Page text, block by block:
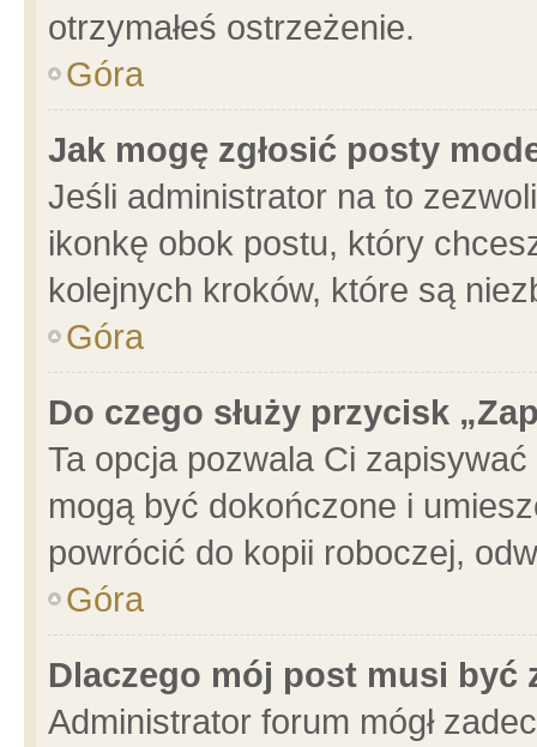
otrzymałeś ostrzeżenie.
Góra
Jak mogę zgłosić posty
Jeśli administrator na to
ikonkę obok postu, który
kolejnych kroków, które są
Góra
Do czego służy przycisk
Ta opcja pozwala Ci
mogą być dokończone i
powrócić do kopii roboczej,
Góra
Dlaczego mój post musi być
Administrator forum mógł